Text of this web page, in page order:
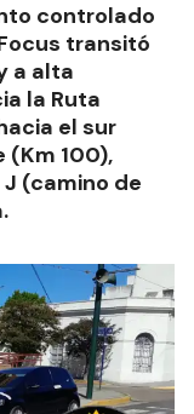
controlado
transitó
a alta
la Ruta
el sur
(Km 100),
(camino de